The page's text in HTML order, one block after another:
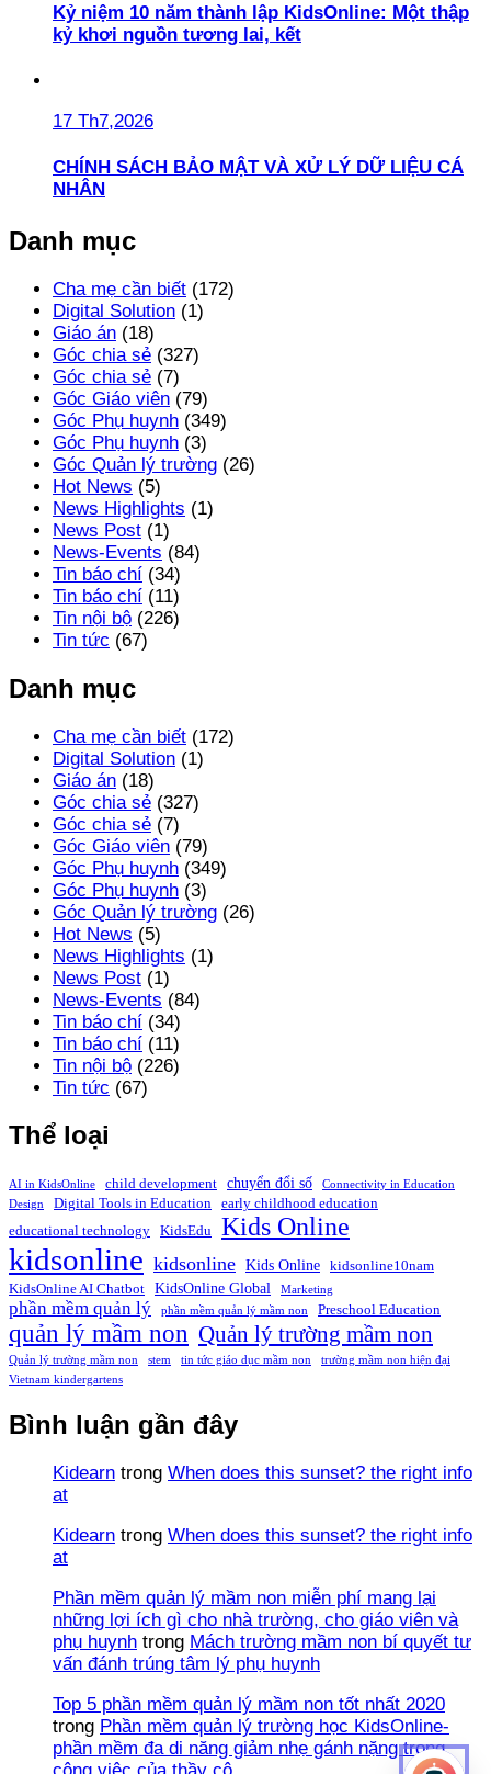
Kỷ niệm 10 năm thành lập KidsOnline: Một thập
kỷ khơi nguồn tương lai, kết
17 Th7,2026
CHÍNH SÁCH BẢO MẬT VÀ XỬ LÝ DỮ LIỆU CÁ
NHÂN
Danh mục
Cha mẹ cần biết (172)
Digital Solution (1)
Giáo án (18)
Góc chia sẻ (327)
Góc chia sẻ (7)
Góc Giáo viên (79)
Góc Phụ huynh (349)
Góc Phụ huynh (3)
Góc Quản lý trường (26)
Hot News (5)
News Highlights (1)
News Post (1)
News-Events (84)
Tin báo chí (34)
Tin báo chí (11)
Tin nội bộ (226)
Tin tức (67)
Danh mục
Cha mẹ cần biết (172)
Digital Solution (1)
Giáo án (18)
Góc chia sẻ (327)
Góc chia sẻ (7)
Góc Giáo viên (79)
Góc Phụ huynh (349)
Góc Phụ huynh (3)
Góc Quản lý trường (26)
Hot News (5)
News Highlights (1)
News Post (1)
News-Events (84)
Tin báo chí (34)
Tin báo chí (11)
Tin nội bộ (226)
Tin tức (67)
Thể loại
AI in KidsOnline child development chuyển đổi số
Connectivity in Education
Design
Digital Tools in Education
early childhood education
educational technology
KidsEdu Kids Online
kidsonline kidsonline Kids Online
kidsonline10nam
KidsOnline AI Chatbot
KidsOnline Global Marketing
phần mềm quản lý phần mềm quản lý mầm non Preschool Education
quản lý mầm non Quản lý trường mầm non
Quản lý trường mầm non stem tin tức giáo dục mầm non
trường mầm non hiện đại
Vietnam kindergartens
Bình luận gần đây
Kidearn trong When does this sunset? the right info
at
Kidearn trong When does this sunset? the right info
at
Phần mềm quản lý mầm non miễn phí mang lại
những lợi ích gì cho nhà trường, cho giáo viên và
phụ huynh trong Mách trường mầm non bí quyết tư
vấn đánh trúng tâm lý phụ huynh
Top 5 phần mềm quản lý mầm non tốt nhất 2020
trong Phần mềm quản lý trường học KidsOnline-
phần mềm đa di năng giảm nhẹ gánh nặng trong
công việc của thầy cô